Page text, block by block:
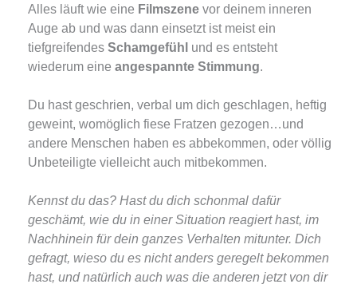
Alles läuft wie eine Filmszene vor deinem inneren
Auge ab und was dann einsetzt ist meist ein
tiefgreifendes Schamgefühl und es entsteht
wiederum eine angespannte Stimmung.
Du hast geschrien, verbal um dich geschlagen, heftig
geweint, womöglich fiese Fratzen gezogen…und
andere Menschen haben es abbekommen, oder völlig
Unbeteiligte vielleicht auch mitbekommen.
Kennst du das? Hast du dich schonmal dafür
geschämt, wie du in einer Situation reagiert hast, im
Nachhinein für dein ganzes Verhalten mitunter. Dich
gefragt, wieso du es nicht anders geregelt bekommen
hast, und natürlich auch was die anderen jetzt von dir